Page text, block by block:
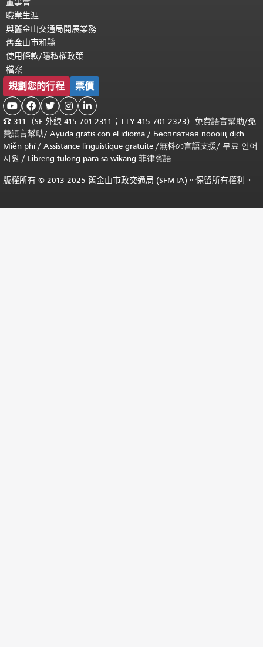
董事會
職業生涯
與舊金山交通局開展業務
舊金山市和縣
使用條款/隱私權政策
檔案
規劃您的行程 票價
    
☎ 311（SF 外線 415.701.2311；TTY 415.701.2323）免費語言幫助/免
費語言幫助/ Ayuda gratis con el idioma / Бесплатная пооощ dịch
Miễn phí/ Assistance linguistique gratuite /無料の言語支援/ 무료 언어
지원 / Libreng tulong para sa wikang 菲律賓語
版權所有 © 2013-2025 舊金山市政交通局 (SFMTA)。保留所有權利。